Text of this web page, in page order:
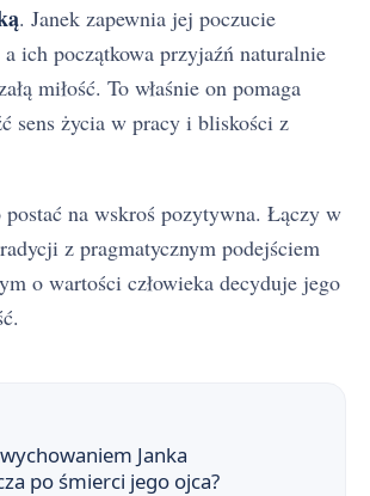
. Janek zapewnia jej poczucie
ich początkowa przyjaźń naturalnie
miłość. To właśnie on pomaga
sens życia w pracy i bliskości z
na wskroś pozytywna. Łączy w
z pragmatycznym podejściem
o wartości człowieka decyduje jego
Janka
po śmierci jego ojca?
akcji Nad Niemnem